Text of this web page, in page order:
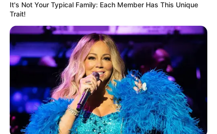
ZGJEDHJA E PANUÇIT– “Ne vinim pas një suksesi dhe
është shumë e lehtë që një pjesë e futbollistëve të binin në
vetëkënaqësi. Kjo ndodhi dhe u pasua me disa ndeshje të
dobëta të kombëtares, prandaj gjeta konsensus me De
Biazin. Mendova të merrja një emër me staturë të madhe
për t’u treguar futbollistëve se kanë dhe shumë për të
arritur. Tjetër arsye është se më pëlqen grinta e tij.
Ultimatume? Nuk është natyra ime të bëj të tilla gjëra.
Madje para ndeshjes me Uellsin e kam çtensionuar
situatën duke i thënë se do të vazhdonte”.
MARRËDHËNIA ME TIFOZËT KUQEZI– “Unë përpiqem
që të ndërtoj raporte korrekte me këdo. Me grupimin
It's Not Your Typical Family: Each Member Has This Unique
Trait!